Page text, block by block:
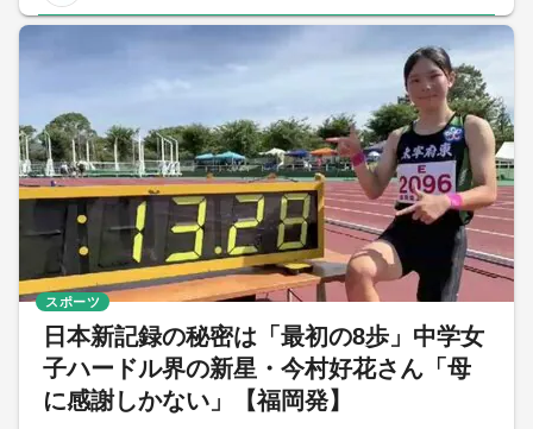
日本新記録の秘密は「最初の8歩」中学女
子ハードル界の新星・今村好花さん「母
に感謝しかない」【福岡発】
スポーツ